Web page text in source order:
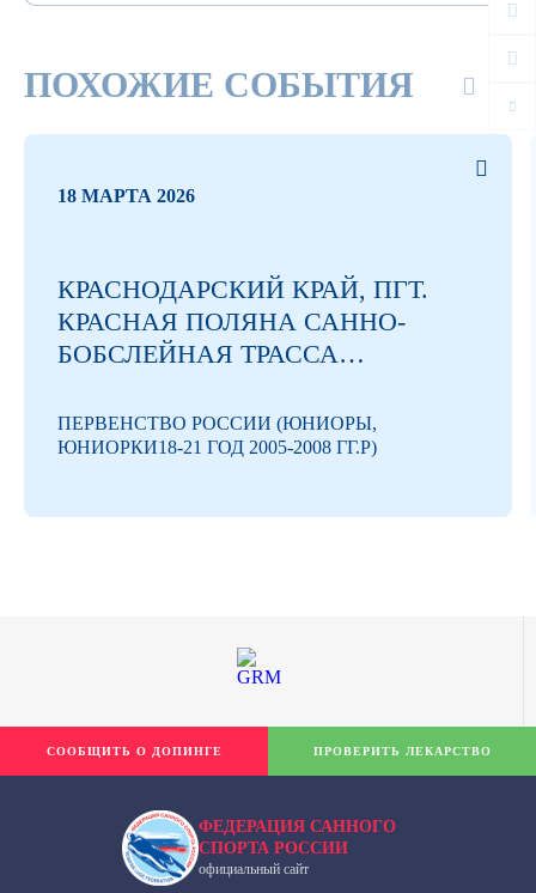
ПОХОЖИЕ СОБЫТИЯ
18 МАРТА 2026
КРАСНОДАРСКИЙ КРАЙ, ПГТ.
КРАСНАЯ ПОЛЯНА САННО-
БОБСЛЕЙНАЯ ТРАССА
«ТАЛАНТ И УСПЕХ»
ПЕРВЕНСТВО РОССИИ (ЮНИОРЫ,
ЮНИОРКИ18-21 ГОД 2005-2008 ГГ.Р)
ФЕДЕРАЦИЯ САННОГО
СПОРТА РОССИИ
официальный сайт
СООБЩИТЬ О ДОПИНГЕ ПРОВЕРИТЬ ЛЕКАРСТВО